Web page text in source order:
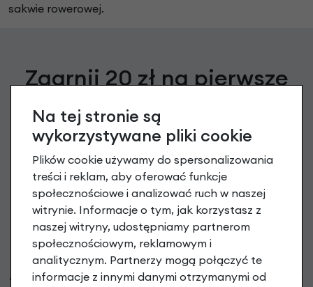
sakwie rowerowej.
Zgarnij 20 zł na pierwsze
zakupy
Zapisz się do newslettera, aby otrzymać Kod na zakup
podaj swój adres e-mail
Zapisz się
Możesz zrezygnować w każdej chwili. W tym celu przeczytajpolitykę prywatności
cookie. Administratorem Twoich danych osobowych są RoweryStylowe.pl (50-028 Wrocław,
Na tej stronie są
wykorzystywane pliki cookie
Plików cookie używamy do spersonalizowania
treści i reklam, aby oferować funkcje
społecznościowe i analizować ruch w naszej
witrynie. Informacje o tym, jak korzystasz z
naszej witryny, udostępniamy partnerom
społecznościowym, reklamowym i
analitycznym. Partnerzy mogą połączyć te
informacje z innymi danymi otrzymanymi od